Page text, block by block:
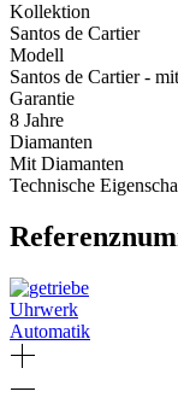
Kollektion
Santos de Cartier
Modell
Santos de Cartier -
Garantie
8 Jahre
Diamanten
Mit Diamanten
Technische
Uhrwerk
Automatik